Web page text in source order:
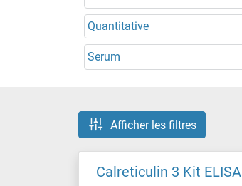
Quantitative
Serum
Afficher les filtres
Calreticulin 3 Kit ELISA